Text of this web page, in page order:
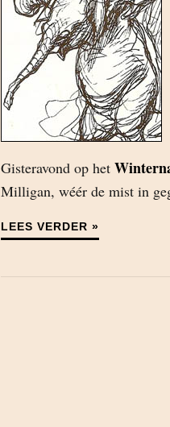
Gisteravond op het
Milligan, wéér de mist in
LEES VERDER »